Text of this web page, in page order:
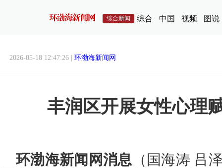
综合新闻 综合 中国 视频 图说
2026-05-18 12:47:26 | 环渤海新闻网
丰润区开展女性心理
环渤海新闻网消息 （国海涛 吕